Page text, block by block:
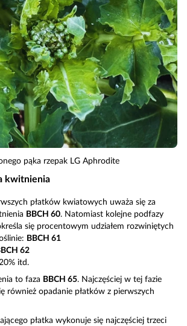
pąka rzepak LG Aphrodite
kwitnienia
płatków kwiatowych uważa się za
BBCH 60. Natomiast kolejne podfazy
się procentowym udziałem rozwiniętych
BBCH 61
62
itd.
to faza BBCH 65. Najczęściej w tej fazie
również opadanie płatków z pierwszych
płatka wykonuje się najczęściej trzeci